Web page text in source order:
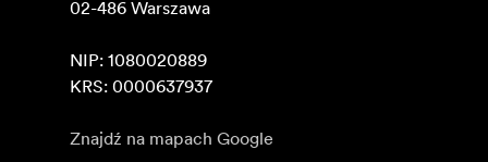
02-486 Warszawa
NIP: 1080020889
KRS: 0000637937
Znajdź na mapach Google